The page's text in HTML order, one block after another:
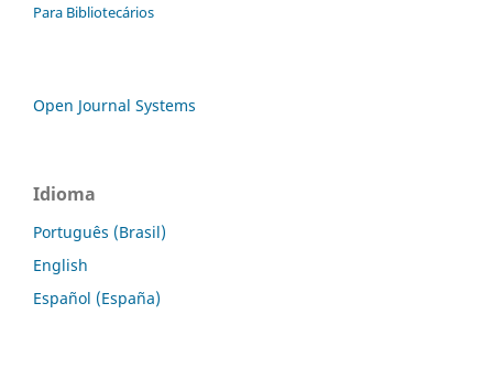
Para Bibliotecários
Open Journal Systems
Idioma
Português (Brasil)
English
Español (España)